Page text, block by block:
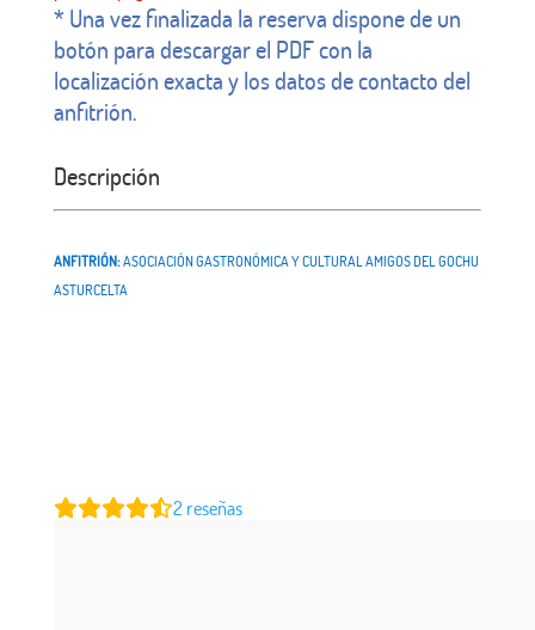
* Una vez finalizada la reserva dispone de un
botón para descargar el PDF con la
localización exacta y los datos de contacto del
anfitrión.
Descripción
ANFITRIÓN:ASOCIACIÓN GASTRONÓMICA Y CULTURAL AMIGOS DEL GOCHU
ASTURCELTA
2reseñas